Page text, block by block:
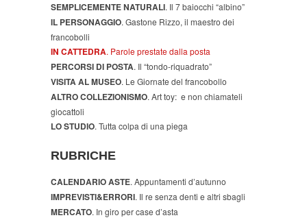
SEMPLICEMENTE NATURALI. Il 7 baiocchi “albino”
IL PERSONAGGIO. Gastone Rizzo, il maestro dei
francobolli
IN CATTEDRA. Parole prestate dalla posta
PERCORSI DI POSTA. Il “tondo-riquadrato”
VISITA AL MUSEO. Le Giornate del francobollo
ALTRO COLLEZIONISMO. Art toy: e non chiamateli
giocattoli
LO STUDIO. Tutta colpa di una piega
RUBRICHE
CALENDARIO ASTE. Appuntamenti d’autunno
IMPREVISTI&ERRORI. Il re senza denti e altri sbagli
MERCATO. In giro per case d’asta